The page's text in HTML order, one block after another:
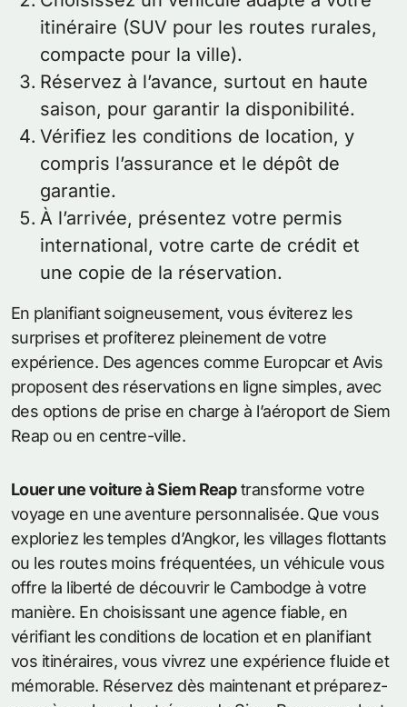
itinéraire (SUV pour les routes rurales,
compacte pour la ville).
Réservez à l’avance, surtout en haute
saison, pour garantir la disponibilité.
Vérifiez les conditions de location, y
compris l’assurance et le dépôt de
garantie.
À l’arrivée, présentez votre permis
international, votre carte de crédit et
une copie de la réservation.
En planifiant soigneusement, vous éviterez les
surprises et profiterez pleinement de votre
expérience. Des agences comme Europcar et Avis
proposent des réservations en ligne simples, avec
des options de prise en charge à l’aéroport de Siem
Reap ou en centre-ville.
Louer une voiture à Siem Reaptransforme votre
voyage en une aventure personnalisée. Que vous
exploriez les temples d’Angkor, les villages flottants
ou les routes moins fréquentées, un véhicule vous
offre la liberté de découvrir le Cambodge à votre
manière. En choisissant une agence fiable, en
vérifiant les conditions de location et en planifiant
vos itinéraires, vous vivrez une expérience fluide et
mémorable. Réservez dès maintenant et préparez-